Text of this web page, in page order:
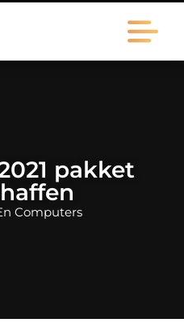
pakket
Computers